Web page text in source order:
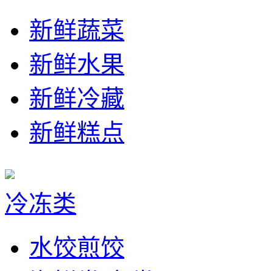
新鲜蔬菜
新鲜水果
新鲜冷藏
新鲜糕点
冷冻类
水饺煎饺